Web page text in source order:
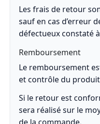
Les frais de retour
sauf en cas d’erreur
défectueux constaté
Remboursement
Le remboursement
et contrôle du
Si le retour est
sera réalisé sur le
de la commande.